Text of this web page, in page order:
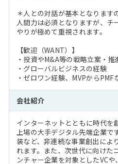
＊人との対話が基本となります
人間力は必須となりますが、チ
やりが極めて重視されます。
【歓迎（WANT）】
・投資やM&A等の戦略立案・推
・グローバルビジネスの経験
・ゼロワン経験、MVPからPMF
会社紹介
インターネットとともに時代を
上場の大手デジタル先端企業で
装など、非連続な事業創出によ
れます。また、次世代に向けた
ンチャー企業を対象としたVC